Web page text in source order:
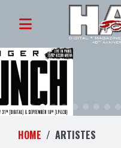
HOME ARTISTES